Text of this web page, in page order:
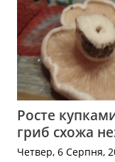
Росте
гриб схожа
Четвер, 6 Серпня,